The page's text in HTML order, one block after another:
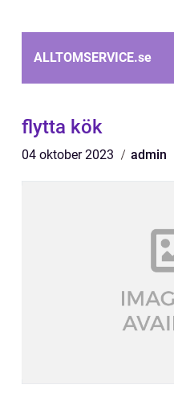
ALLTOMSERVICE.se
flytta kök
04 oktober 2023 admin